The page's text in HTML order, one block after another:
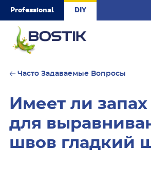
Skip to main content
Professional DIY
Часто Задаваемые Вопросы
Имеет ли
для
швов гладкий